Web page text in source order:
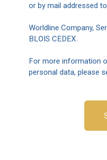
or by mail addressed
Worldline Company,
BLOIS CEDEX.
For more information
personal data, please